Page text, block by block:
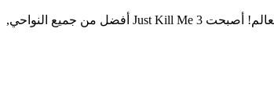
Just Kill Me 3 – Clickerلأجهزة أندرويد. لعبة فريدة وممتعة للغاية الجزء الثاني المنتظر من لعبة Clicker الشهيرة, والتي حازت على جمهور كبير حول العالم! أصبحت Just Kill Me 3 أفضل من جميع النواحي,